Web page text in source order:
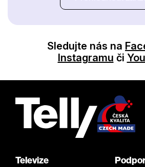
Sledujte nás na
Instagramu či
Televize